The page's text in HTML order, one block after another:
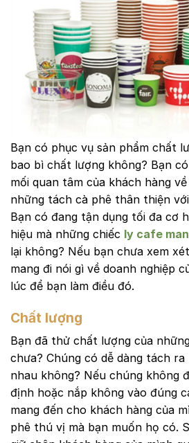
Bạn có phục vụ sản phẩm chất
bao bì chất lượng không? Bạn
mối quan tâm của khách hàng
những tách cà phê thân thiện
Bạn có đang tận dụng tối đa cơ
hiệu mà những chiếc ly cafe
lại không? Nếu bạn chưa xem
mang đi nói gì về doanh nghiệp
lúc để bạn làm điều đó.
Chất lượng
Bạn đã thử chất lượng của
chưa? Chúng có dễ dàng tách
nhau không? Nếu chúng không
định hoặc nắp không vào đúng
mang đến cho khách hàng của
phê thú vị mà bạn muốn họ có.